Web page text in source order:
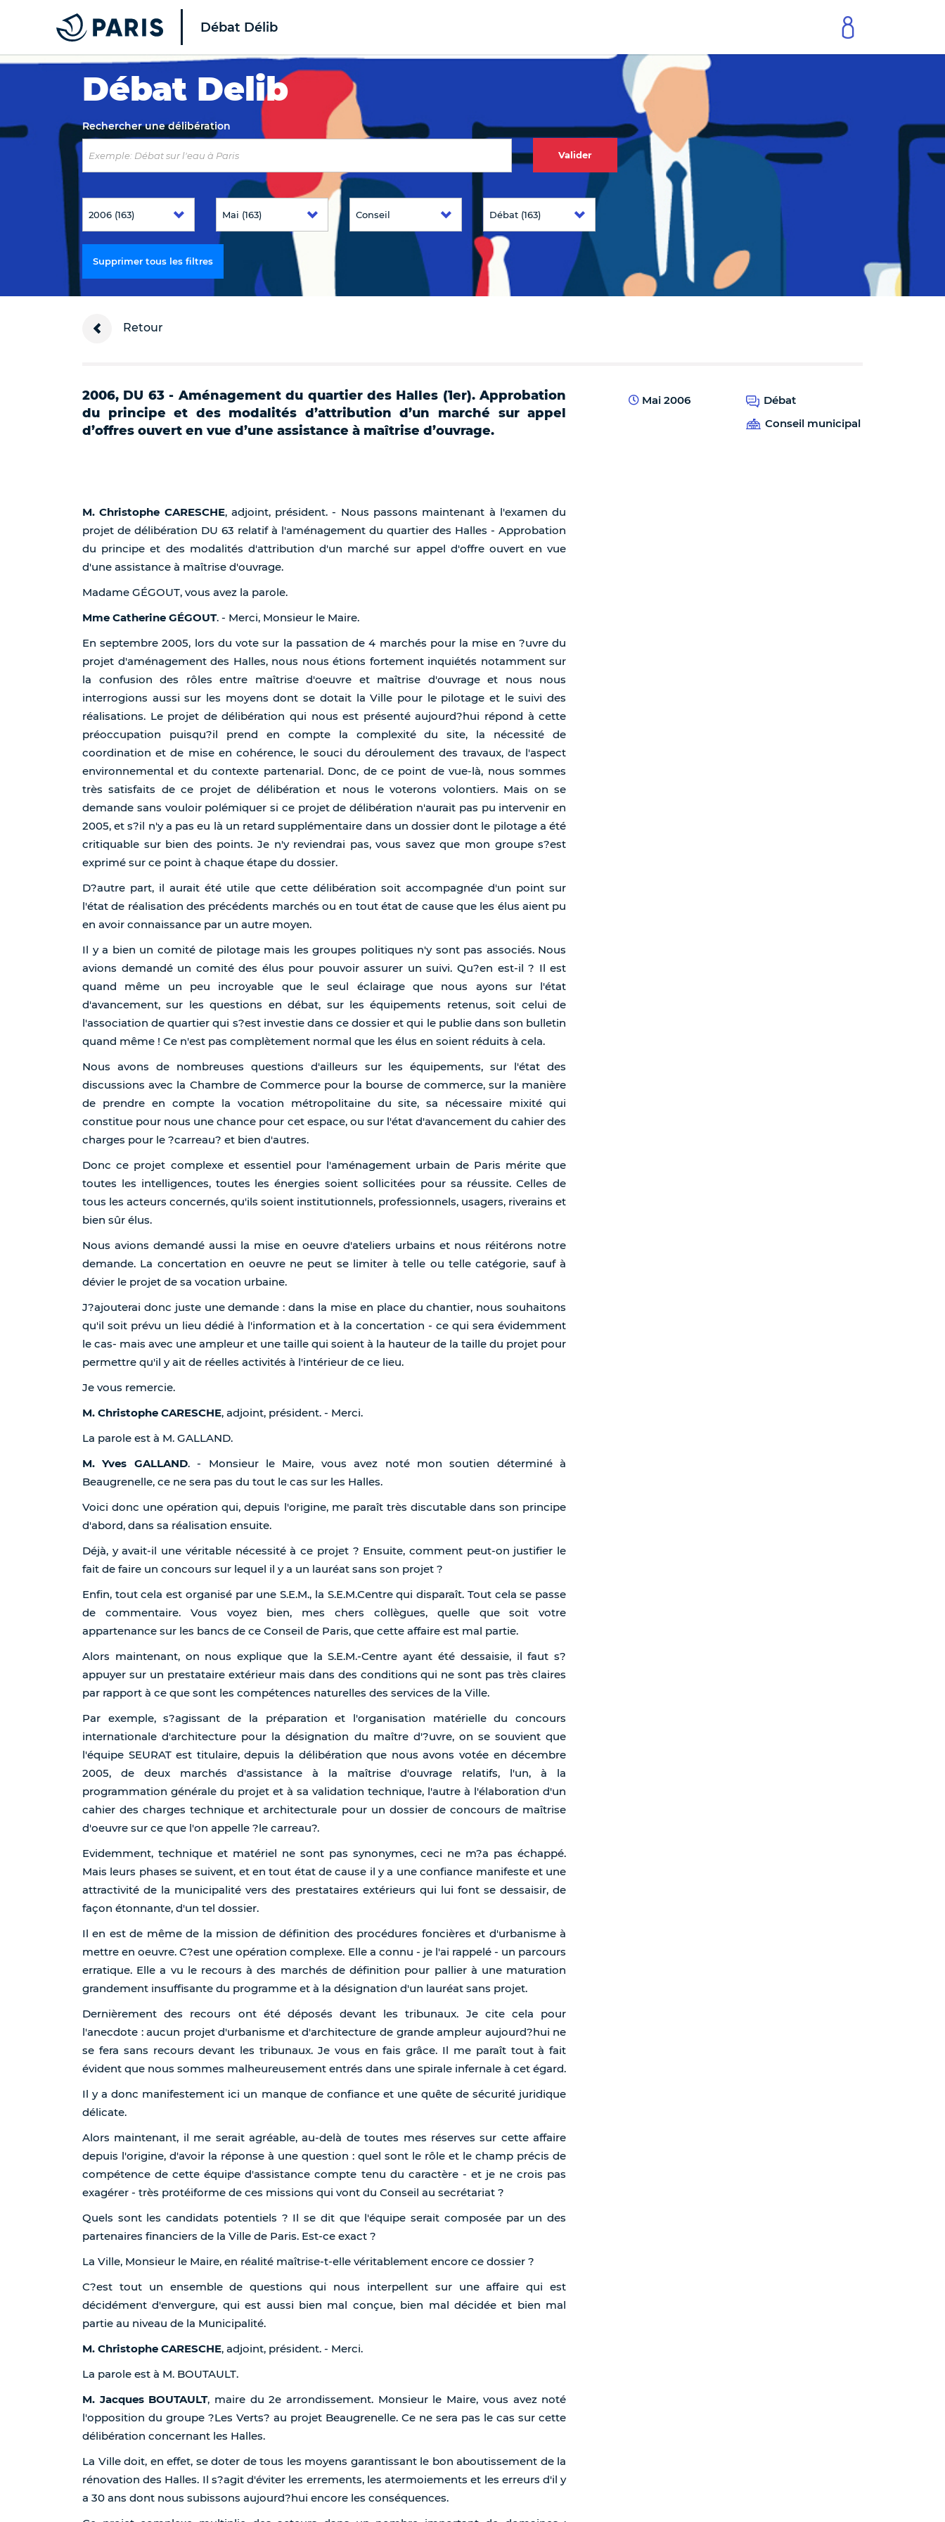
Top of the page
Débat Délib
Débat Delib
Rechercher une délibération
Valider
Supprimer tous les filtres
Retour
2006, DU 63 - Aménagement du quartier des Halles (1er). Approbation
du principe et des modalités d’attribution d’un marché sur appel
d’offres ouvert en vue d’une assistance à maîtrise d’ouvrage.
M. Christophe CARESCHE, adjoint, président. - Nous passons maintenant à l'examen du
projet de délibération DU 63 relatif à l'aménagement du quartier des Halles - Approbation
du principe et des modalités d'attribution d'un marché sur appel d'offre ouvert en vue
d'une assistance à maîtrise d'ouvrage.
Madame GÉGOUT, vous avez la parole.
Mme Catherine GÉGOUT. - Merci, Monsieur le Maire.
En septembre 2005, lors du vote sur la passation de 4 marchés pour la mise en ?uvre du
projet d'aménagement des Halles, nous nous étions fortement inquiétés notamment sur
la confusion des rôles entre maîtrise d'oeuvre et maîtrise d'ouvrage et nous nous
interrogions aussi sur les moyens dont se dotait la Ville pour le pilotage et le suivi des
réalisations. Le projet de délibération qui nous est présenté aujourd?hui répond à cette
préoccupation puisqu?il prend en compte la complexité du site, la nécessité de
coordination et de mise en cohérence, le souci du déroulement des travaux, de l'aspect
environnemental et du contexte partenarial. Donc, de ce point de vue-là, nous sommes
très satisfaits de ce projet de délibération et nous le voterons volontiers. Mais on se
demande sans vouloir polémiquer si ce projet de délibération n'aurait pas pu intervenir en
2005, et s?il n'y a pas eu là un retard supplémentaire dans un dossier dont le pilotage a été
critiquable sur bien des points. Je n'y reviendrai pas, vous savez que mon groupe s?est
exprimé sur ce point à chaque étape du dossier.
D?autre part, il aurait été utile que cette délibération soit accompagnée d'un point sur
l'état de réalisation des précédents marchés ou en tout état de cause que les élus aient pu
en avoir connaissance par un autre moyen.
Il y a bien un comité de pilotage mais les groupes politiques n'y sont pas associés. Nous
avions demandé un comité des élus pour pouvoir assurer un suivi. Qu?en est-il ? Il est
quand même un peu incroyable que le seul éclairage que nous ayons sur l'état
d'avancement, sur les questions en débat, sur les équipements retenus, soit celui de
l'association de quartier qui s?est investie dans ce dossier et qui le publie dans son bulletin
quand même ! Ce n'est pas complètement normal que les élus en soient réduits à cela.
Nous avons de nombreuses questions d'ailleurs sur les équipements, sur l'état des
discussions avec la Chambre de Commerce pour la bourse de commerce, sur la manière
de prendre en compte la vocation métropolitaine du site, sa nécessaire mixité qui
constitue pour nous une chance pour cet espace, ou sur l'état d'avancement du cahier des
charges pour le ?carreau? et bien d'autres.
Donc ce projet complexe et essentiel pour l'aménagement urbain de Paris mérite que
toutes les intelligences, toutes les énergies soient sollicitées pour sa réussite. Celles de
tous les acteurs concernés, qu'ils soient institutionnels, professionnels, usagers, riverains et
bien sûr élus.
Nous avions demandé aussi la mise en oeuvre d'ateliers urbains et nous réitérons notre
demande. La concertation en oeuvre ne peut se limiter à telle ou telle catégorie, sauf à
dévier le projet de sa vocation urbaine.
J?ajouterai donc juste une demande : dans la mise en place du chantier, nous souhaitons
qu'il soit prévu un lieu dédié à l'information et à la concertation - ce qui sera évidemment
le cas- mais avec une ampleur et une taille qui soient à la hauteur de la taille du projet pour
permettre qu'il y ait de réelles activités à l'intérieur de ce lieu.
Je vous remercie.
M. Christophe CARESCHE, adjoint, président. - Merci.
La parole est à M. GALLAND.
M. Yves GALLAND. - Monsieur le Maire, vous avez noté mon soutien déterminé à
Beaugrenelle, ce ne sera pas du tout le cas sur les Halles.
Voici donc une opération qui, depuis l'origine, me paraît très discutable dans son principe
d'abord, dans sa réalisation ensuite.
Déjà, y avait-il une véritable nécessité à ce projet ? Ensuite, comment peut-on justifier le
fait de faire un concours sur lequel il y a un lauréat sans son projet ?
Enfin, tout cela est organisé par une S.E.M., la S.E.M.Centre qui disparaît. Tout cela se passe
de commentaire. Vous voyez bien, mes chers collègues, quelle que soit votre
appartenance sur les bancs de ce Conseil de Paris, que cette affaire est mal partie.
Alors maintenant, on nous explique que la S.E.M.-Centre ayant été dessaisie, il faut s?
appuyer sur un prestataire extérieur mais dans des conditions qui ne sont pas très claires
par rapport à ce que sont les compétences naturelles des services de la Ville.
Par exemple, s?agissant de la préparation et l'organisation matérielle du concours
internationale d'architecture pour la désignation du maître d'?uvre, on se souvient que
l'équipe SEURAT est titulaire, depuis la délibération que nous avons votée en décembre
2005, de deux marchés d'assistance à la maîtrise d'ouvrage relatifs, l'un, à la
programmation générale du projet et à sa validation technique, l'autre à l'élaboration d'un
cahier des charges technique et architecturale pour un dossier de concours de maîtrise
d'oeuvre sur ce que l'on appelle ?le carreau?.
Evidemment, technique et matériel ne sont pas synonymes, ceci ne m?a pas échappé.
Mais leurs phases se suivent, et en tout état de cause il y a une confiance manifeste et une
attractivité de la municipalité vers des prestataires extérieurs qui lui font se dessaisir, de
façon étonnante, d'un tel dossier.
Il en est de même de la mission de définition des procédures foncières et d'urbanisme à
mettre en oeuvre. C?est une opération complexe. Elle a connu - je l'ai rappelé - un parcours
erratique. Elle a vu le recours à des marchés de définition pour pallier à une maturation
grandement insuffisante du programme et à la désignation d'un lauréat sans projet.
Dernièrement des recours ont été déposés devant les tribunaux. Je cite cela pour
l'anecdote : aucun projet d'urbanisme et d'architecture de grande ampleur aujourd?hui ne
se fera sans recours devant les tribunaux. Je vous en fais grâce. Il me paraît tout à fait
évident que nous sommes malheureusement entrés dans une spirale infernale à cet égard.
Il y a donc manifestement ici un manque de confiance et une quête de sécurité juridique
délicate.
Alors maintenant, il me serait agréable, au-delà de toutes mes réserves sur cette affaire
depuis l'origine, d'avoir la réponse à une question : quel sont le rôle et le champ précis de
compétence de cette équipe d'assistance compte tenu du caractère - et je ne crois pas
exagérer - très protéiforme de ces missions qui vont du Conseil au secrétariat ?
Quels sont les candidats potentiels ? Il se dit que l'équipe serait composée par un des
partenaires financiers de la Ville de Paris. Est-ce exact ?
La Ville, Monsieur le Maire, en réalité maîtrise-t-elle véritablement encore ce dossier ?
C?est tout un ensemble de questions qui nous interpellent sur une affaire qui est
décidément d'envergure, qui est aussi bien mal conçue, bien mal décidée et bien mal
partie au niveau de la Municipalité.
M. Christophe CARESCHE, adjoint, président. - Merci.
La parole est à M. BOUTAULT.
M. Jacques BOUTAULT, maire du 2e arrondissement. Monsieur le Maire, vous avez noté
l'opposition du groupe ?Les Verts? au projet Beaugrenelle. Ce ne sera pas le cas sur cette
délibération concernant les Halles.
La Ville doit, en effet, se doter de tous les moyens garantissant le bon aboutissement de la
rénovation des Halles. Il s?agit d'éviter les errements, les atermoiements et les erreurs d'il y
a 30 ans dont nous subissons aujourd?hui encore les conséquences.
Mai 2006
Débat
Conseil municipal